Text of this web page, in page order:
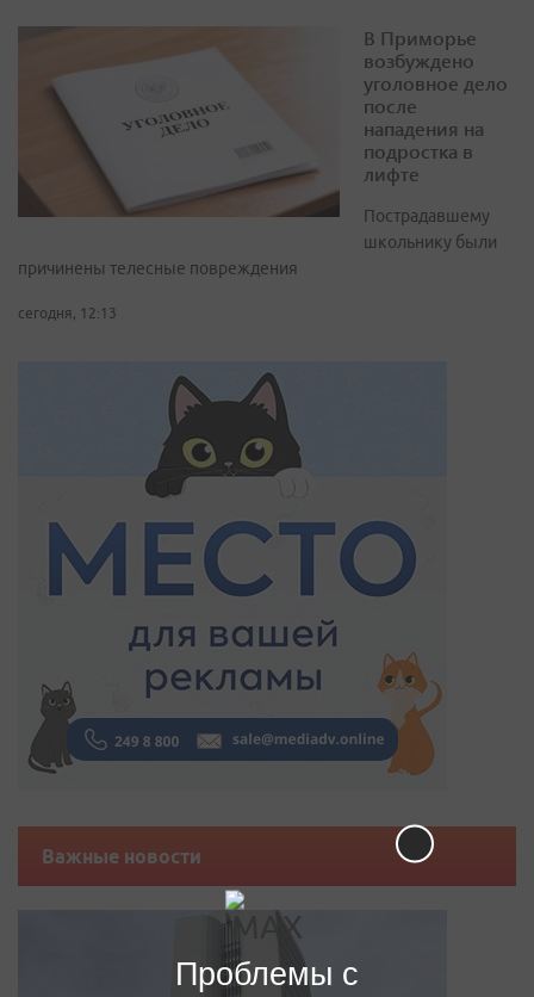
В Приморье
возбуждено
уголовное дело
после
нападения на
подростка в
лифте
Пострадавшему
школьнику были
причинены телесные повреждения
сегодня, 12:13
Важные новости
Проблемы с